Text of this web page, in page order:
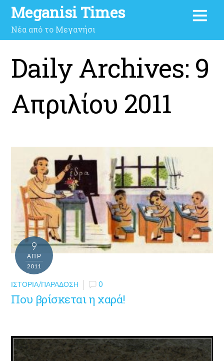
Meganisi Times
Νέα από το Μεγανήσι
Daily Archives: 9
Απριλίου 2011
9
ΑΠΡ
2011
ΙΣΤΟΡΊΑ/ΠΑΡΆΔΟΣΗ 0
Που βρίσκεται η χαρά!